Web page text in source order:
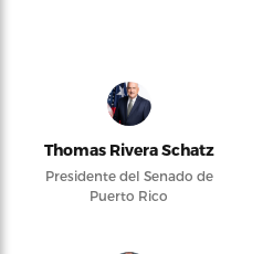
Thomas Rivera Schatz
Presidente del Senado de
Puerto Rico